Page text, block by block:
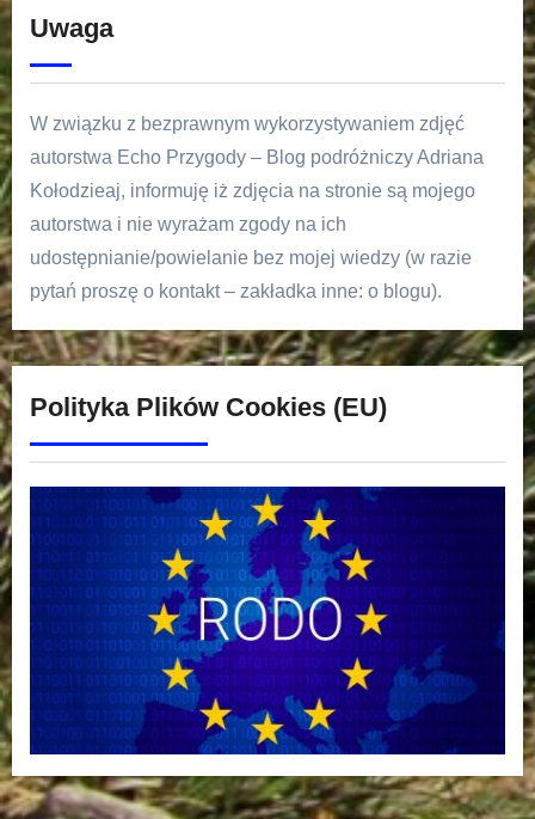
Uwaga
W związku z bezprawnym wykorzystywaniem zdjęć
autorstwa Echo Przygody – Blog podróżniczy Adriana
Kołodzieaj, informuję iż zdjęcia na stronie są mojego
autorstwa i nie wyrażam zgody na ich
udostępnianie/powielanie bez mojej wiedzy (w razie
pytań proszę o kontakt – zakładka inne: o blogu).
Polityka Plików Cookies (EU)